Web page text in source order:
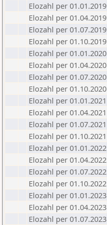
Elozahl per 01.01.2019
Elozahl per 01.04.2019
Elozahl per 01.07.2019
Elozahl per 01.10.2019
Elozahl per 01.01.2020
Elozahl per 01.04.2020
Elozahl per 01.07.2020
Elozahl per 01.10.2020
Elozahl per 01.01.2021
Elozahl per 01.04.2021
Elozahl per 01.07.2021
Elozahl per 01.10.2021
Elozahl per 01.01.2022
Elozahl per 01.04.2022
Elozahl per 01.07.2022
Elozahl per 01.10.2022
Elozahl per 01.01.2023
Elozahl per 01.04.2023
Elozahl per 01.07.2023